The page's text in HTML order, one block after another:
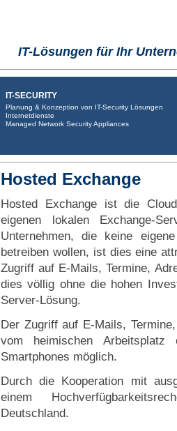
IT-Lösungen für Ihr
IT-SECURITY
Planung & Konzeption von IT-Security Lösungen
Internetdienste
Managed Network Security Appliances
Hosted Exchange
Hosted Exchange ist die
eigenen lokalen Exchange-
Unternehmen, die keine
betreiben wollen, ist dies eine
Zugriff auf E-Mails, Termine,
dies völlig ohne die hohen
Server-Lösung.
Der Zugriff auf E-Mails,
vom heimischen
Smartphones möglich.
Durch die Kooperation mit
einem
Deutschland.